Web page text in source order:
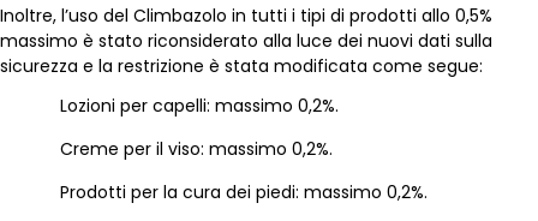
Inoltre, l’uso del Climbazolo in tutti i tipi di prodotti allo 0,5%
massimo è stato riconsiderato alla luce dei nuovi dati sulla
sicurezza e la restrizione è stata modificata come segue:
Lozioni per capelli: massimo 0,2%.
Creme per il viso: massimo 0,2%.
Prodotti per la cura dei piedi: massimo 0,2%.